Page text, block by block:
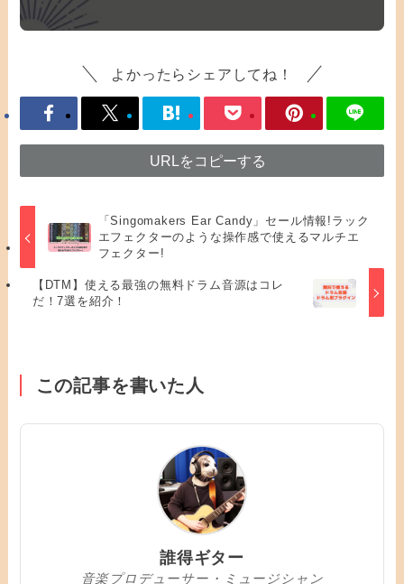
よかったらシェアしてね！
URLをコピーする
「Singomakers Ear Candy」セール情報!ラック
エフェクターのような操作感で使えるマルチエ
フェクター!
【DTM】使える最強の無料ドラム音源はコレ
だ！7選を紹介！
この記事を書いた人
誰得ギター
音楽プロデューサー・ミュージシャン